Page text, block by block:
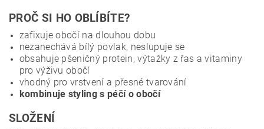
PROČ SI HO OBLÍBÍTE?
zafixuje obočí na dlouhou dobu
nezanechává bílý povlak, neslupuje se
obsahuje pšeničný protein, výtažky z řas a vitaminy
pro výživu obočí
vhodný pro vrstvení a přesné tvarování
kombinuje styling s péčí o obočí
SLOŽENÍ